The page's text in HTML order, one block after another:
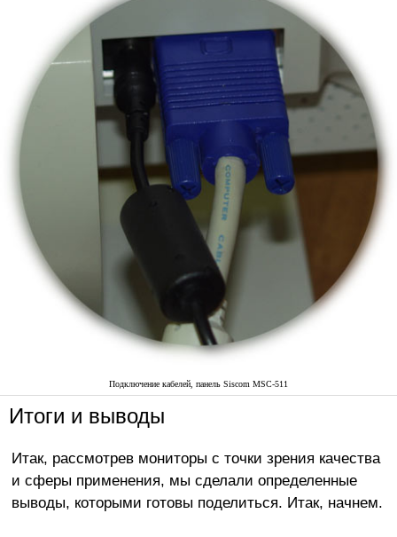
Подключение кабелей, панель Siscom MSC-511
Итоги и выводы
Итак, рассмотрев мониторы с точки зрения качества
и сферы применения, мы сделали определенные
выводы, которыми готовы поделиться. Итак, начнем.